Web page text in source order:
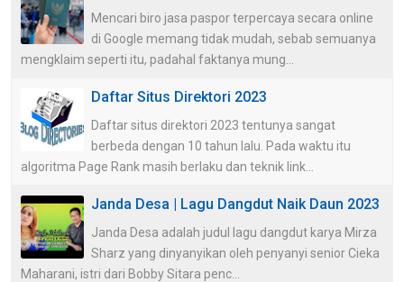
Mencari biro jasa paspor terpercaya secara online
di Google memang tidak mudah, sebab semuanya
mengklaim seperti itu, padahal faktanya mung...
Daftar Situs Direktori 2023
Daftar situs direktori 2023 tentunya sangat
berbeda dengan 10 tahun lalu. Pada waktu itu
algoritma Page Rank masih berlaku dan teknik link...
Janda Desa | Lagu Dangdut Naik Daun 2023
Janda Desa adalah judul lagu dangdut karya Mirza
Sharz yang dinyanyikan oleh penyanyi senior Cieka
Maharani, istri dari Bobby Sitara penc...